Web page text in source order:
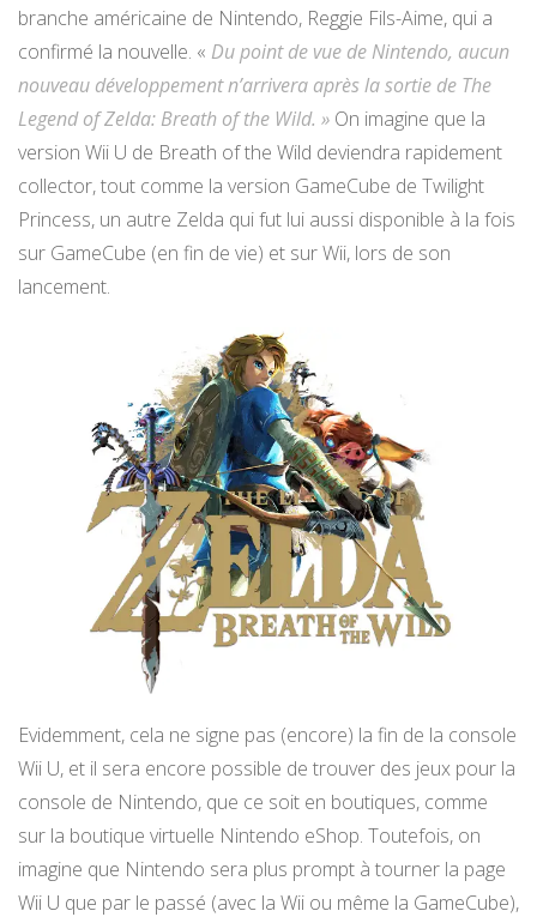
branche américaine de Nintendo, Reggie Fils-Aime, qui a
confirmé la nouvelle. « Du point de vue de Nintendo, aucun
nouveau développement n’arrivera après la sortie de The
Legend of Zelda: Breath of the Wild. » On imagine que la
version Wii U de Breath of the Wild deviendra rapidement
collector, tout comme la version GameCube de Twilight
Princess, un autre Zelda qui fut lui aussi disponible à la fois
sur GameCube (en fin de vie) et sur Wii, lors de son
lancement.
Evidemment, cela ne signe pas (encore) la fin de la console
Wii U, et il sera encore possible de trouver des jeux pour la
console de Nintendo, que ce soit en boutiques, comme
sur la boutique virtuelle Nintendo eShop. Toutefois, on
imagine que Nintendo sera plus prompt à tourner la page
Wii U que par le passé (avec la Wii ou même la GameCube),